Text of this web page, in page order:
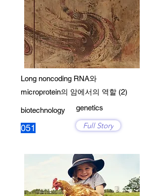
Long noncoding RNA와
microprotein의 암에서의 역할 (2)
biotechnology
051
genetics
Full Story